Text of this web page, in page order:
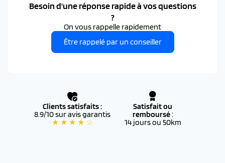
Besoin d'une réponse rapide à vos questions
?
On vous rappelle rapidement
Être rappelé par un conseiller
Clients satisfaits :
8.9/10 sur avis garantis
★ ★ ★ ★ ☆
Satisfait ou
remboursé:
14 jours ou 50km